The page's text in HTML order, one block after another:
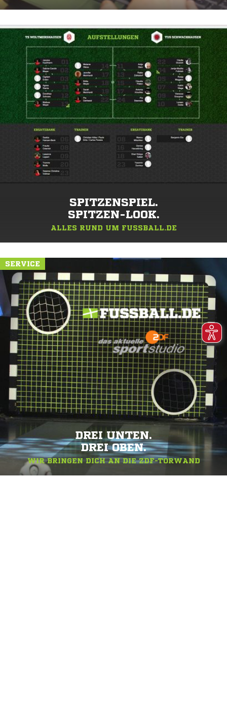
SPITZENSPIEL.
SPITZEN-LOOK.
ALLES RUND UM FUSSBALL.DE
SERVICE
DREI UNTEN.
DREI OBEN.
WIR BRINGEN DICH AN DIE ZDF-TORWAND